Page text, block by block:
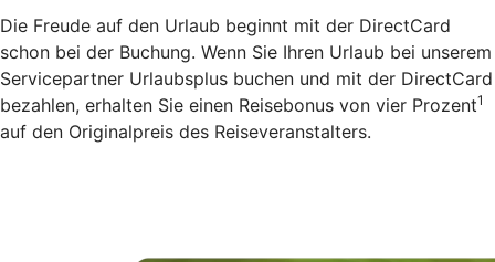
Die Freude auf den Urlaub beginnt mit der DirectCard
schon bei der Buchung. Wenn Sie Ihren Urlaub bei unserem
Servicepartner Urlaubsplus buchen und mit der DirectCard
bezahlen, erhalten Sie einen Reisebonus von vier Prozent1
auf den Originalpreis des Reiseveranstalters.